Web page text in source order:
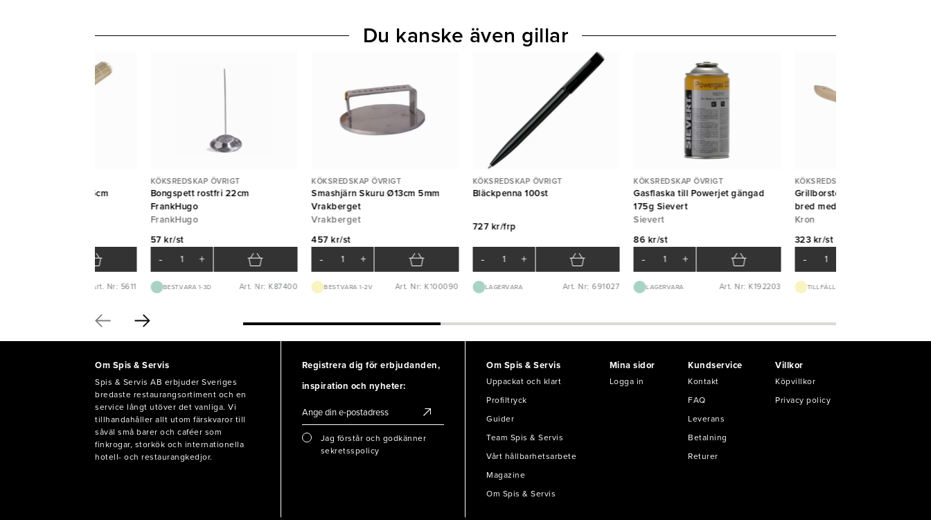
bambu Pure 15cm
Art. Nr: 5611
KÖKSREDSKAP ÖVRIGT
Bongspett rostfri 22cm
FrankHugo
FrankHugo
57 kr/st
- +
BEST.VARA 1-3D Art. Nr: K87400
KÖKSREDSKAP ÖVRIGT
Smashjärn Skuru Ø13cm 5mm
Vrakberget
Vrakberget
457 kr/st
- +
BEST.VARA 1-2V Art. Nr: K100090
KÖKSREDSKAP ÖVRIGT
Bläckpenna 100st
727 kr/frp
- +
LAGERVARA Art. Nr: 691027
KÖKSREDSKAP ÖVRIGT
Gasflaska till Powerjet gängad
175g Sievert
Sievert
86 kr/st
- +
LAGERVARA Art. Nr: K192203
KÖKSREDSKAP ÖVRIGT
Grillborste huggblocksborste
bred med handtag
Kron
323 kr/st
-
TILLFÄLLIGT SLUT
Du kanske även gillar
Om Spis & Servis
Spis & Servis AB erbjuder Sveriges
bredaste restaurangsortiment och en
service långt utöver det vanliga. Vi
tillhandahåller allt utom färskvaror till
såväl små barer och caféer som
finkrogar, storkök och internationella
hotell- och restaurangkedjor.
Registrera dig för erbjudanden,
inspiration och nyheter:
Jag förstår och godkänner
sekretsspolicy
Om Spis & Servis
Uppackat och klart
Profiltryck
Guider
Team Spis & Servis
Vårt hållbarhetsarbete
Magazine
Om Spis & Servis
Mina sidor
Logga in
Kundservice
Kontakt
FAQ
Leverans
Betalning
Returer
Villkor
Köpvillkor
Privacy policy